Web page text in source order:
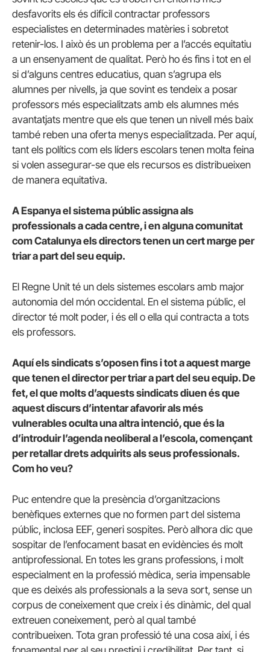
desfavorits els és difícil contractar professors
especialistes en determinades matèries i sobretot
retenir-los. I això és un problema per a l’accés equitatiu
a un ensenyament de qualitat. Però ho és fins i tot en el
si d’alguns centres educatius, quan s’agrupa els
alumnes per nivells, ja que sovint es tendeix a posar
professors més especialitzats amb els alumnes més
avantatjats mentre que els que tenen un nivell més baix
també reben una oferta menys especialitzada. Per aquí,
tant els polítics com els líders escolars tenen molta feina
si volen assegurar-se que els recursos es distribueixen
de manera equitativa.
A Espanya el sistema públic assigna als
professionals a cada centre, i en alguna comunitat
com Catalunya els directors tenen un cert marge per
triar a part del seu equip.
El Regne Unit té un dels sistemes escolars amb major
autonomia del món occidental. En el sistema públic, el
director té molt poder, i és ell o ella qui contracta a tots
els professors.
Aquí els sindicats s’oposen fins i tot a aquest marge
que tenen el director per triar a part del seu equip. De
fet, el que molts d’aquests sindicats diuen és que
aquest discurs d’intentar afavorir als més
vulnerables oculta una altra intenció, que és la
d’introduir l’agenda neoliberal a l’escola, començant
per retallar drets adquirits als seus professionals.
Com ho veu?
Puc entendre que la presència d’organitzacions
benèfiques externes que no formen part del sistema
públic, inclosa EEF, generi sospites. Però alhora dic que
sospitar de l’enfocament basat en evidències és molt
antiprofessional. En totes les grans professions, i molt
especialment en la professió mèdica, seria impensable
que es deixés als professionals a la seva sort, sense un
corpus de coneixement que creix i és dinàmic, del qual
extreuen coneixement, però al qual també
contribueixen. Tota gran professió té una cosa així, i és